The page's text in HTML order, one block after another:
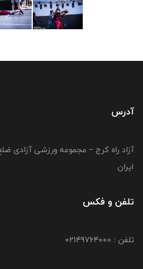
آدرس
آزاد راه کرج – مجموعه ورزشی آزادی
ایران
تلفن و فکس
تلفن : 02149764000